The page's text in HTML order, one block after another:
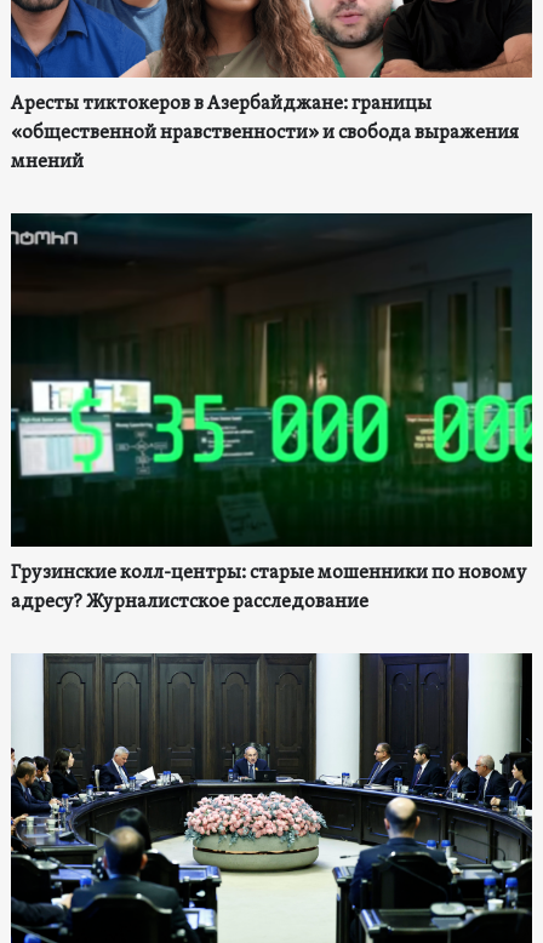
Аресты тиктокеров в Азербайджане: границы
«общественной нравственности» и свобода выражения
мнений
Грузинские колл-центры: старые мошенники по новому
адресу? Журналистское расследование